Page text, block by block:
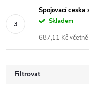
Spojovací
Skladem
687,11 Kč
Filtrovat